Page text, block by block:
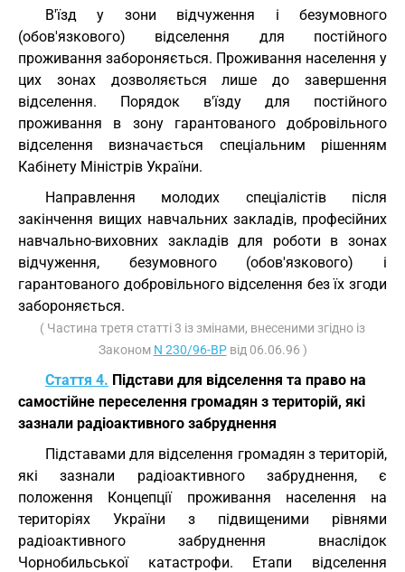
В'їзд у зони відчуження і безумовного
(обов'язкового) відселення для постійного
проживання забороняється. Проживання населення у
цих зонах дозволяється лише до завершення
відселення. Порядок в'їзду для постійного
проживання в зону гарантованого добровільного
відселення визначається спеціальним рішенням
Кабінету Міністрів України.
Направлення молодих спеціалістів після
закінчення вищих навчальних закладів, професійних
навчально-виховних закладів для роботи в зонах
відчуження, безумовного (обов'язкового) і
гарантованого добровільного відселення без їх згоди
забороняється.
( Частина третя статті 3 із змінами, внесеними згідно із
Законом N 230/96-ВРвід 06.06.96 )
Стаття 4. Підстави для відселення та право на
самостійне переселення громадян з територій, які
зазнали радіоактивного забруднення
Підставами для відселення громадян з територій,
які зазнали радіоактивного забруднення, є
положення Концепції проживання населення на
територіях України з підвищеними рівнями
радіоактивного забруднення внаслідок
Чорнобильської катастрофи. Етапи відселення